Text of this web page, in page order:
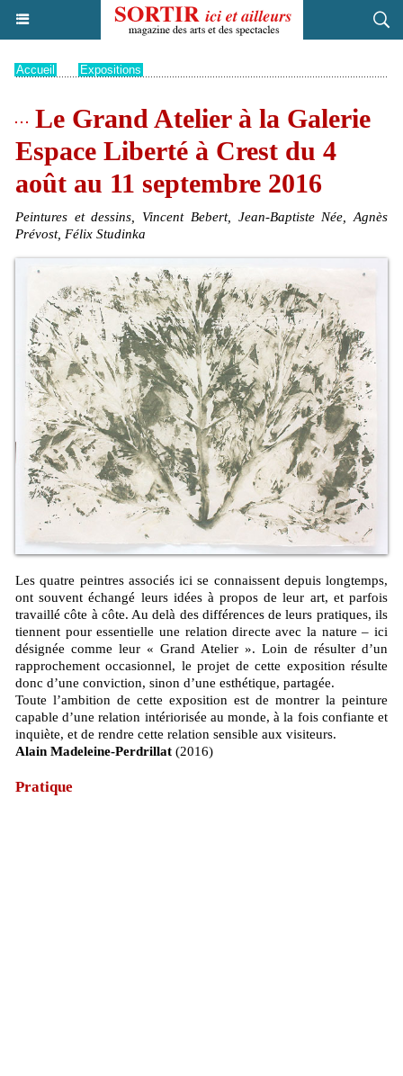
Accueil Expositions
Le Grand Atelier à la Galerie
Espace Liberté à Crest du 4
août au 11 septembre 2016
Peintures et dessins, Vincent Bebert, Jean-Baptiste Née, Agnès
Prévost, Félix Studinka
Les quatre peintres associés ici se connaissent depuis longtemps,
ont souvent échangé leurs idées à propos de leur art, et parfois
travaillé côte à côte. Au delà des différences de leurs pratiques, ils
tiennent pour essentielle une relation directe avec la nature – ici
désignée comme leur « Grand Atelier ». Loin de résulter d’un
rapprochement occasionnel, le projet de cette exposition résulte
donc d’une conviction, sinon d’une esthétique, partagée.
Toute l’ambition de cette exposition est de montrer la peinture
capable d’une relation intériorisée au monde, à la fois confiante et
inquiète, et de rendre cette relation sensible aux visiteurs.
Alain Madeleine-Perdrillat (2016)
Pratique